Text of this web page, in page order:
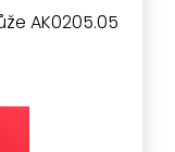
AK0205.05